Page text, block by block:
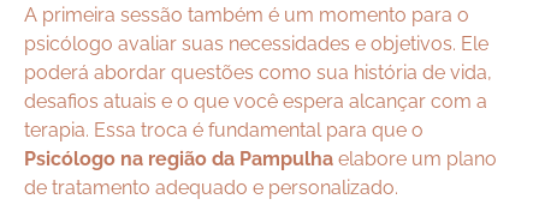
A primeira sessão também é um momento para o
psicólogo avaliar suas necessidades e objetivos. Ele
poderá abordar questões como sua história de vida,
desafios atuais e o que você espera alcançar com a
terapia. Essa troca é fundamental para que o
Psicólogo na região da Pampulha elabore um plano
de tratamento adequado e personalizado.